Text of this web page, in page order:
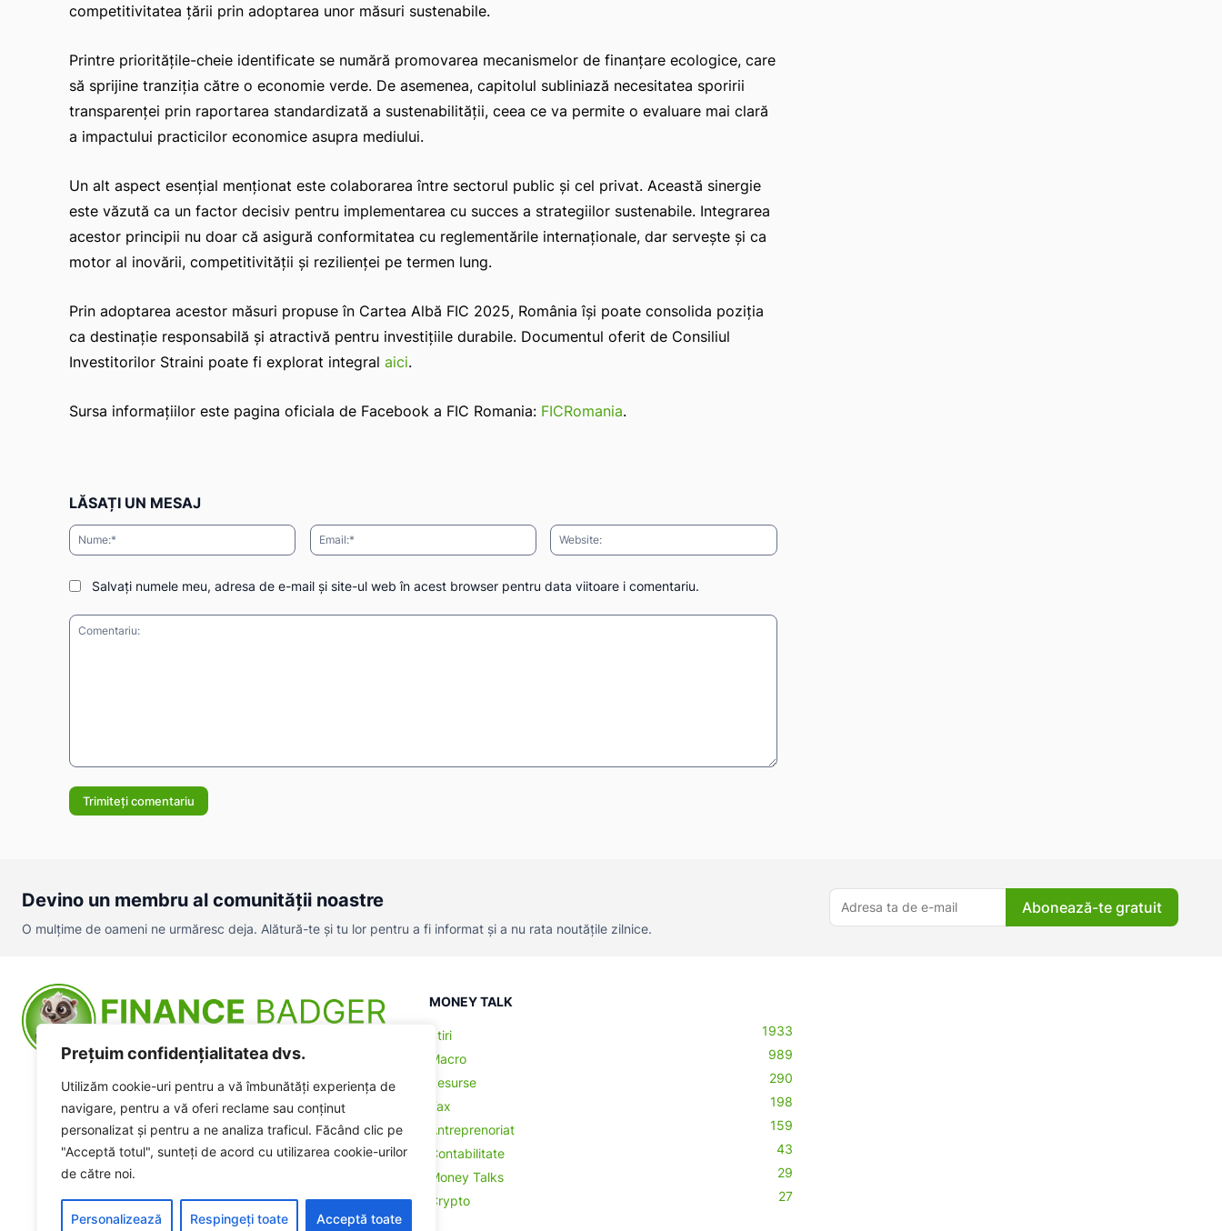
Prețuim confidențialitatea dvs.
Utilizăm cookie-uri pentru a vă îmbunătăți experiența de
navigare, pentru a vă oferi reclame sau conținut
personalizat și pentru a ne analiza traficul. Făcând clic pe
"Acceptă totul", sunteți de acord cu utilizarea cookie-urilor
de către noi.
Personalizează Respingeți toate Acceptă toate
competitivitatea țării prin adoptarea unor măsuri sustenabile.
Printre prioritățile-cheie identificate se numără promovarea mecanismelor de finanțare ecologice, care
să sprijine tranziția către o economie verde. De asemenea, capitolul subliniază necesitatea sporirii
transparenței prin raportarea standardizată a sustenabilității, ceea ce va permite o evaluare mai clară
a impactului practicilor economice asupra mediului.
Un alt aspect esențial menționat este colaborarea între sectorul public și cel privat. Această sinergie
este văzută ca un factor decisiv pentru implementarea cu succes a strategiilor sustenabile. Integrarea
acestor principii nu doar că asigură conformitatea cu reglementările internaționale, dar servește și ca
motor al inovării, competitivității și rezilienței pe termen lung.
Prin adoptarea acestor măsuri propuse în Cartea Albă FIC 2025, România își poate consolida poziția
ca destinație responsabilă și atractivă pentru investițiile durabile. Documentul oferit de Consiliul
Investitorilor Straini poate fi explorat integral aici.
Sursa informațiilor este pagina oficiala de Facebook a FIC Romania: FICRomania.
LĂSAȚI UN MESAJ
Nume:* Email:* Website:
Salvați numele meu, adresa de e-mail și site-ul web în acest browser pentru data viitoare i comentariu.
Devino un membru al comunității noastre
O mulțime de oameni ne urmăresc deja. Alătură-te și tu lor pentru a fi informat și a nu rata noutățile zilnice.
Abonează-te gratuit
MONEY TALK
Știri
1933
Macro
989
Resurse
290
Tax
198
Antreprenoriat
159
Contabilitate
43
Money Talks
29
Crypto
27